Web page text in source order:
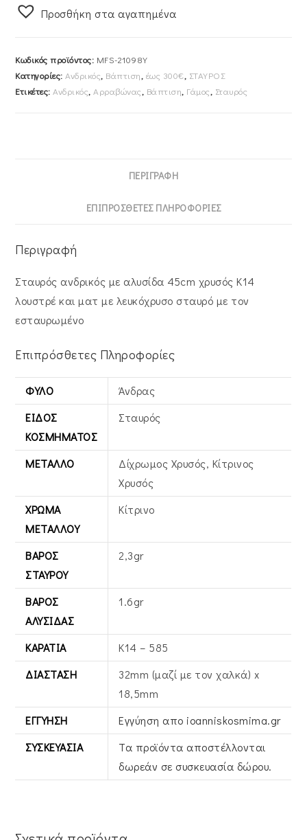
Χρυσός
Λευκόχρυσο
Σταυρό
Προσθήκη στα αγαπημένα
Κωδικός προϊόντος: MFS-21098Y
Κατηγορίες: Ανδρικός, Βάπτιση, έως 300€, ΣΤΑΥΡΟΣ
Ετικέτες: Ανδρικός, Αρραβώνας, Βάπτιση, Γάμος, Σταυρός
ΠΕΡΙΓΡΑΦΉ
ΕΠΙΠΡΌΣΘΕΤΕΣ ΠΛΗΡΟΦΟΡΊΕΣ
Περιγραφή
Σταυρός ανδρικός με αλυσίδα 45cm χρυσός Κ14
λουστρέ και ματ με λευκόχρυσο σταυρό με τον
εσταυρωμένο
Επιπρόσθετες Πληροφορίες
ΦΎΛΟ
Άνδρας
ΕΊΔΟΣ
ΚΟΣΜΉΜΑΤΟΣ
Σταυρός
ΜΈΤΑΛΛΟ
Δίχρωμος Χρυσός, Κίτρινος
Xρυσός
ΧΡΏΜΑ
ΜΕΤΆΛΛΟΥ
Κίτρινο
ΒΆΡΟΣ
ΣΤΑΥΡΟΎ
2,3gr
ΒΆΡΟΣ
ΑΛΥΣΊΔΑΣ
1.6gr
ΚΑΡΆΤΙΑ
Κ14 – 585
ΔΙΆΣΤΑΣΗ
32mm (μαζί με τον χαλκά) x
18,5mm
ΕΓΓΎΗΣΗ
Εγγύηση απο ioanniskosmima.gr
ΣΥΣΚΕΥΑΣΊΑ
Τα προϊόντα αποστέλλονται
δωρεάν σε συσκευασία δώρου.